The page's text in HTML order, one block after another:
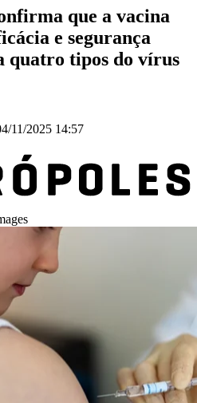
que a vacina
e segurança
quatro tipos do vírus
11/2025 14:57